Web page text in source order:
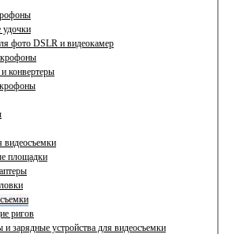
фото DSLR и видеокамер
конвертеры
площадки
ригов
зарядные устройства для видеосъемки